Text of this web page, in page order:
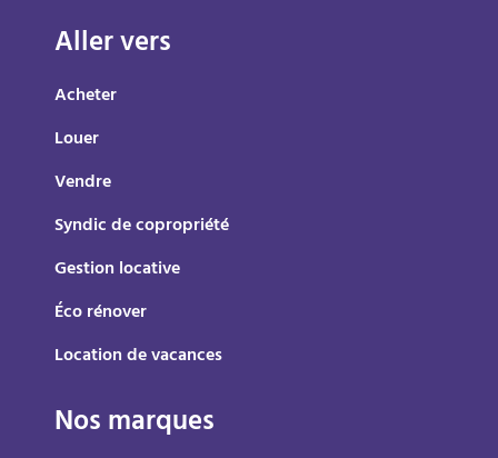
Aller vers
Acheter
Louer
Vendre
Syndic de copropriété
Gestion locative
Éco rénover
Location de vacances
Nos marques